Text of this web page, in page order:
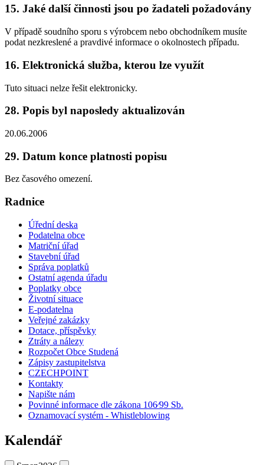
15. Jaké další činnosti jsou po žadateli požadovány
V případě soudního sporu s výrobcem nebo obchodníkem musíte
podat nezkreslené a pravdivé informace o okolnostech případu.
16. Elektronická služba, kterou lze využít
Tuto situaci nelze řešit elektronicky.
28. Popis byl naposledy aktualizován
20.06.2006
29. Datum konce platnosti popisu
Bez časového omezení.
Radnice
Úřední deska
Podatelna obce
Matriční úřad
Stavební úřad
Správa poplatků
Ostatní agenda úřadu
Poplatky obce
Životní situace
E-podatelna
Veřejné zakázky
Dotace, příspěvky
Ztráty a nálezy
Rozpočet Obce Studená
Zápisy zastupitelstva
CZECHPOINT
Kontakty
Napište nám
Povinné informace dle zákona 106⁄99 Sb.
Oznamovací systém - Whistleblowing
Kalendář